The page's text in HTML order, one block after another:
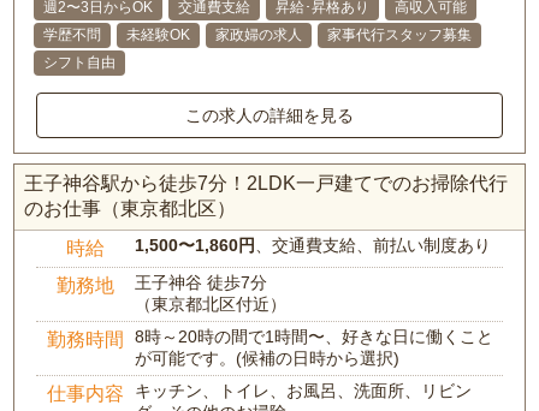
週2〜3日からOK
交通費支給 昇給･昇格あり
高収入可能
学歴不問
未経験OK 家政婦の求人
家事代行スタッフ募集
シフト自由
この求人の詳細を見る
王子神谷駅から徒歩7分！2LDK一戸建てでのお掃除代行
のお仕事（東京都北区）
時給 1,500〜1,860円、交通費支給、前払い制度あり
勤務地
王子神谷 徒歩7分
（東京都北区付近）
勤務時間
8時～20時の間で1時間〜、好きな日に働くこと
が可能です。(候補の日時から選択)
仕事内容
キッチン、トイレ、お風呂、洗面所、リビン